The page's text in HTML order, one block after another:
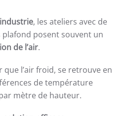
, les ateliers avec de
posent souvent un
de l’air.
que l’air froid, se retrouve en
de température
mètre de hauteur.